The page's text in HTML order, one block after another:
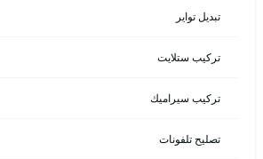
تبديل تواير
تركيب ستلايت
تركيب سيراميك
تصليح تلفونات